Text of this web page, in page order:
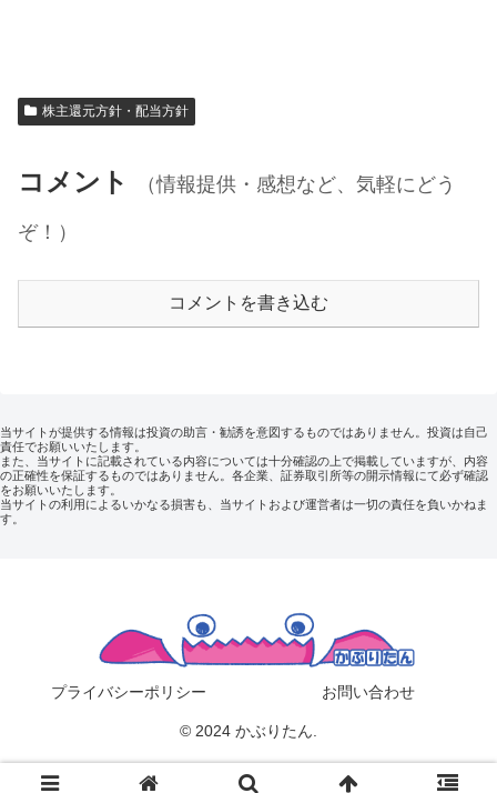
株主還元方針・配当方針
コメント
（情報提供・感想など、気軽にどう
ぞ！）
コメントを書き込む
当サイトが提供する情報は投資の助言・勧誘を意図するものではありません。投資は自己
責任でお願いいたします。
また、当サイトに記載されている内容については十分確認の上で掲載していますが、内容
の正確性を保証するものではありません。各企業、証券取引所等の開示情報にて必ず確認
をお願いいたします。
当サイトの利用によるいかなる損害も、当サイトおよび運営者は一切の責任を負いかねま
す。
プライバシーポリシー お問い合わせ
© 2024 かぶりたん.